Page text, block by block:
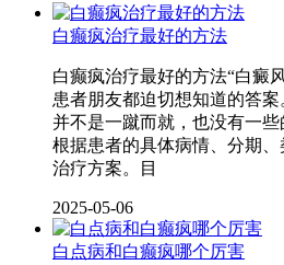
白癫疯治疗最好的方法
白癫疯治疗最好的方法“白癜
患者朋友都迫切想知道的答
并不是一蹴而就，也没有一
根据患者的具体病情、分期
治疗方案。目
2025-05-06
白点病和白癫疯哪个厉害